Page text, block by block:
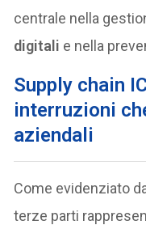
centrale nella
digitali e nella
Supply chain
interruzioni
aziendali
Come evidenziato
terze parti